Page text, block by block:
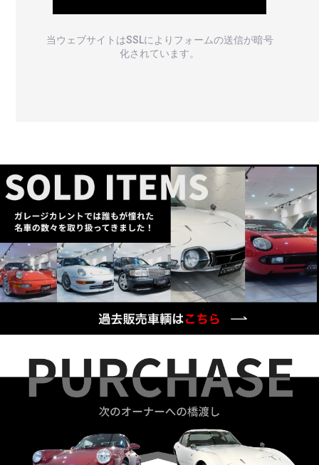
当ウェブサイトはSSLによりフォームの送信が暗号
化されています。